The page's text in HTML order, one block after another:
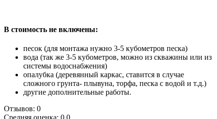
В стоимость не включены:
песок (для монтажа нужно 3-5 кубометров песка)
вода (так же 3-5 кубометров, можно из скважины или из
системы водоснабжения)
опалубка (деревянный каркас, ставится в случае
сложного грунта- плывуна, торфа, песка с водой и т.д.)
другие дополнительные работы.
Отзывов: 0